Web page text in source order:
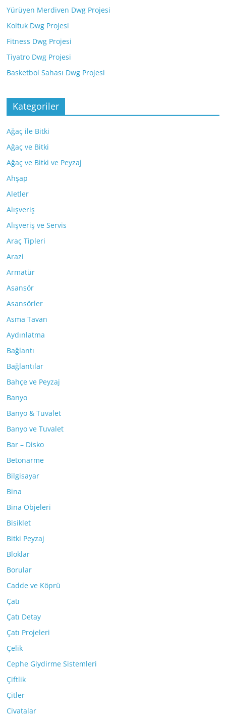
Yürüyen Merdiven Dwg Projesi
Koltuk Dwg Projesi
Fitness Dwg Projesi
Tiyatro Dwg Projesi
Basketbol Sahası Dwg Projesi
Kategoriler
Ağaç ile Bitki
Ağaç ve Bitki
Ağaç ve Bitki ve Peyzaj
Ahşap
Aletler
Alışveriş
Alışveriş ve Servis
Araç Tipleri
Arazi
Armatür
Asansör
Asansörler
Asma Tavan
Aydınlatma
Bağlantı
Bağlantılar
Bahçe ve Peyzaj
Banyo
Banyo & Tuvalet
Banyo ve Tuvalet
Bar – Disko
Betonarme
Bilgisayar
Bina
Bina Objeleri
Bisiklet
Bitki Peyzaj
Bloklar
Borular
Cadde ve Köprü
Çatı
Çatı Detay
Çatı Projeleri
Çelik
Cephe Giydirme Sistemleri
Çiftlik
Çitler
Civatalar